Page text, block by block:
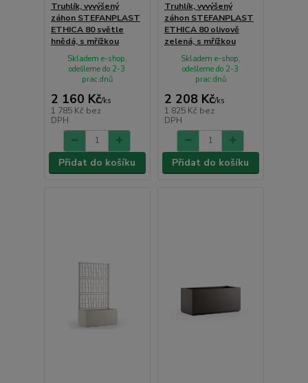
Truhlík, vyvýšený
záhon STEFANPLAST
ETHICA 80 světle
hnědá, s mřížkou
2 160 Kč/ks
1 785 Kč bez
DPH
Skladem e-shop,
odešleme do 2-3
prac.dnů
Přidat do košíku
Truhlík, vyvýšený
záhon STEFANPLAST
ETHICA 80 olivově
zelená, s mřížkou
2 208 Kč/ks
1 825 Kč bez
DPH
Skladem e-shop,
odešleme do 2-3
prac.dnů
Přidat do košíku